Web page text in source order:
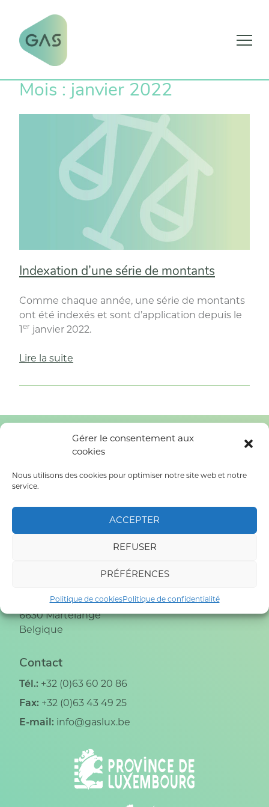
Gérer le consentement aux
cookies
Nous utilisons des cookies pour optimiser notre site web et notre
service.
ACCEPTER
REFUSER
PRÉFÉRENCES
Politique de cookiesPolitique de confidentialité
content
Mois : janvier 2022
Indexation d’une série de montants
Comme chaque année, une série de montants
ont été indexés et sont d’application depuis le
1 er janvier 2022.
Lire la suite
série
montants »
SURENDETTEMENT
MÉDIATION DE DETTES
PRÉVENTION
AIDES ET CONSEILS
Grand Rue, 4
6630 Martelange
Belgique
Contact
Tél.: +32 (0)63 60 20 86
Fax: +32 (0)63 43 49 25
E-mail: info@gaslux.be